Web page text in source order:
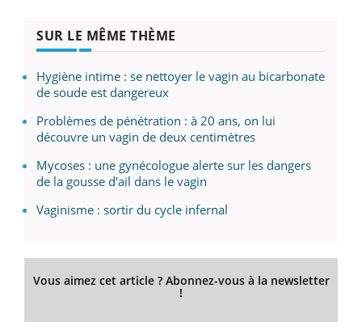
SUR LE MÊME THÈME
Hygiène intime : se nettoyer le vagin au bicarbonate
de soude est dangereux
Problèmes de pénétration : à 20 ans, on lui
découvre un vagin de deux centimètres
Mycoses : une gynécologue alerte sur les dangers
de la gousse d'ail dans le vagin
Vaginisme : sortir du cycle infernal
Vous aimez cet article ? Abonnez-vous à la newsletter
!